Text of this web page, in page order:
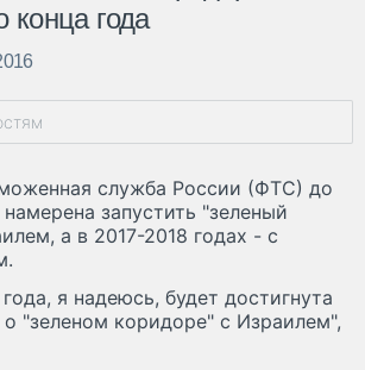
конца года
служба России (ФТС) до
запустить "зеленый
а в 2017-2018 годах - с
я надеюсь, будет достигнута
о "зеленом коридоре" с Израилем",